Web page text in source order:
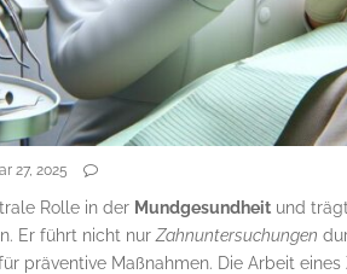
27, 2025
Rolle in der Mundgesundheit und
Er führt nicht nur Zahnuntersuchungen
präventive Maßnahmen. Die Arbeit